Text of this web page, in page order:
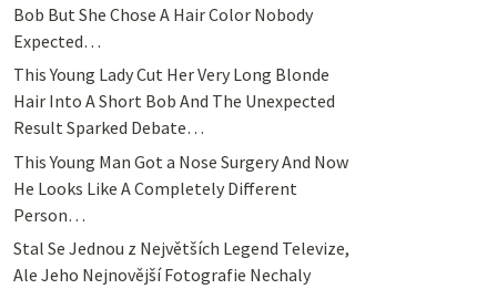
Bob But She Chose A Hair Color Nobody
Expected…
This Young Lady Cut Her Very Long Blonde
Hair Into A Short Bob And The Unexpected
Result Sparked Debate…
This Young Man Got a Nose Surgery And Now
He Looks Like A Completely Different
Person…
Stal Se Jednou z Největších Legend Televize,
Ale Jeho Nejnovější Fotografie Nechaly